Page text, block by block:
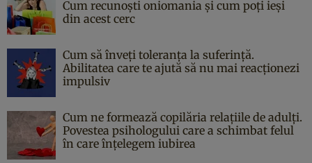
Cum recunoști oniomania și cum poți ieși
din acest cerc
Cum să înveți toleranța la suferință.
Abilitatea care te ajută să nu mai reacționezi
impulsiv
Cum ne formează copilăria relațiile de adulți.
Povestea psihologului care a schimbat felul
în care înțelegem iubirea